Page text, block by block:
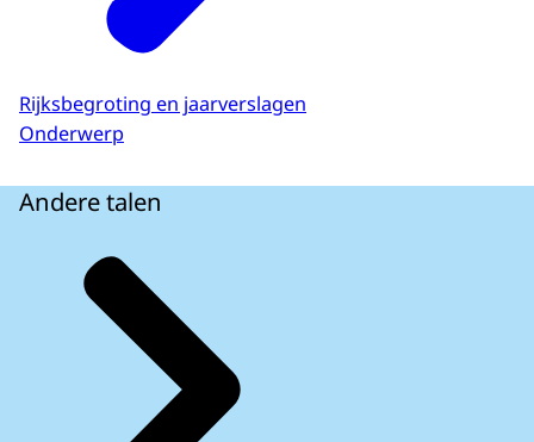
Rijksbegroting en jaarverslagen
Onderwerp
Andere talen